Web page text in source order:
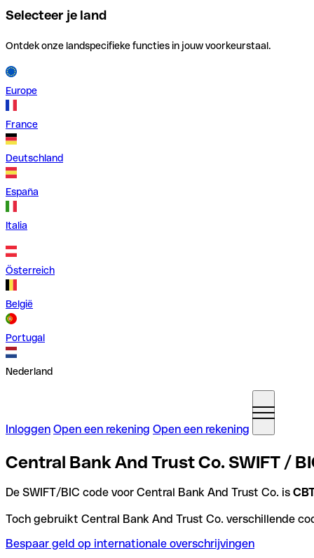
Selecteer je land
Ontdek onze landspecifieke functies in jouw voorkeurstaal.
Europe
France
Deutschland
España
Italia
Österreich
België
Portugal
Nederland
Inloggen Open een rekening Open een rekening
Central Bank And Trust Co. SWIFT /
De SWIFT/BIC code voor Central Bank And Trust Co. is
Toch gebruikt Central Bank And Trust Co. verschillende
Bespaar geld op internationale overschrijvingen